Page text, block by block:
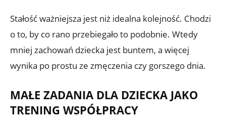
Stałość ważniejsza jest niż idealna kolejność. Chodzi
o to, by co rano przebiegało to podobnie. Wtedy
mniej zachowań dziecka jest buntem, a więcej
wynika po prostu ze zmęczenia czy gorszego dnia.
MAŁE ZADANIA DLA DZIECKA JAKO
TRENING WSPÓŁPRACY